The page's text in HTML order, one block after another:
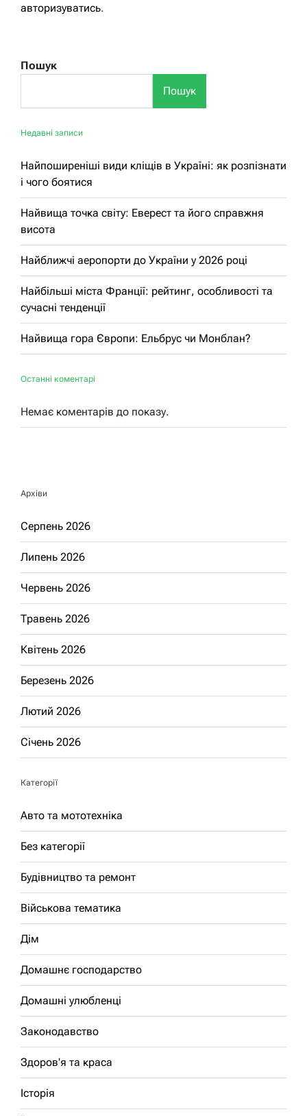
авторизуватись.
Пошук
Пошук
Недавні записи
Найпоширеніші види кліщів в Україні: як розпізнати
і чого боятися
Найвища точка світу: Еверест та його справжня
висота
Найближчі аеропорти до України у 2026 році
Найбільші міста Франції: рейтинг, особливості та
сучасні тенденції
Найвища гора Європи: Ельбрус чи Монблан?
Останні коментарі
Немає коментарів до показу.
Архіви
Серпень 2026
Липень 2026
Червень 2026
Травень 2026
Квітень 2026
Березень 2026
Лютий 2026
Січень 2026
Категорії
Авто та мототехніка
Без категорії
Будівництво та ремонт
Військова тематика
Дім
Домашнє господарство
Домашні улюбленці
Законодавство
Здоров'я та краса
Історія